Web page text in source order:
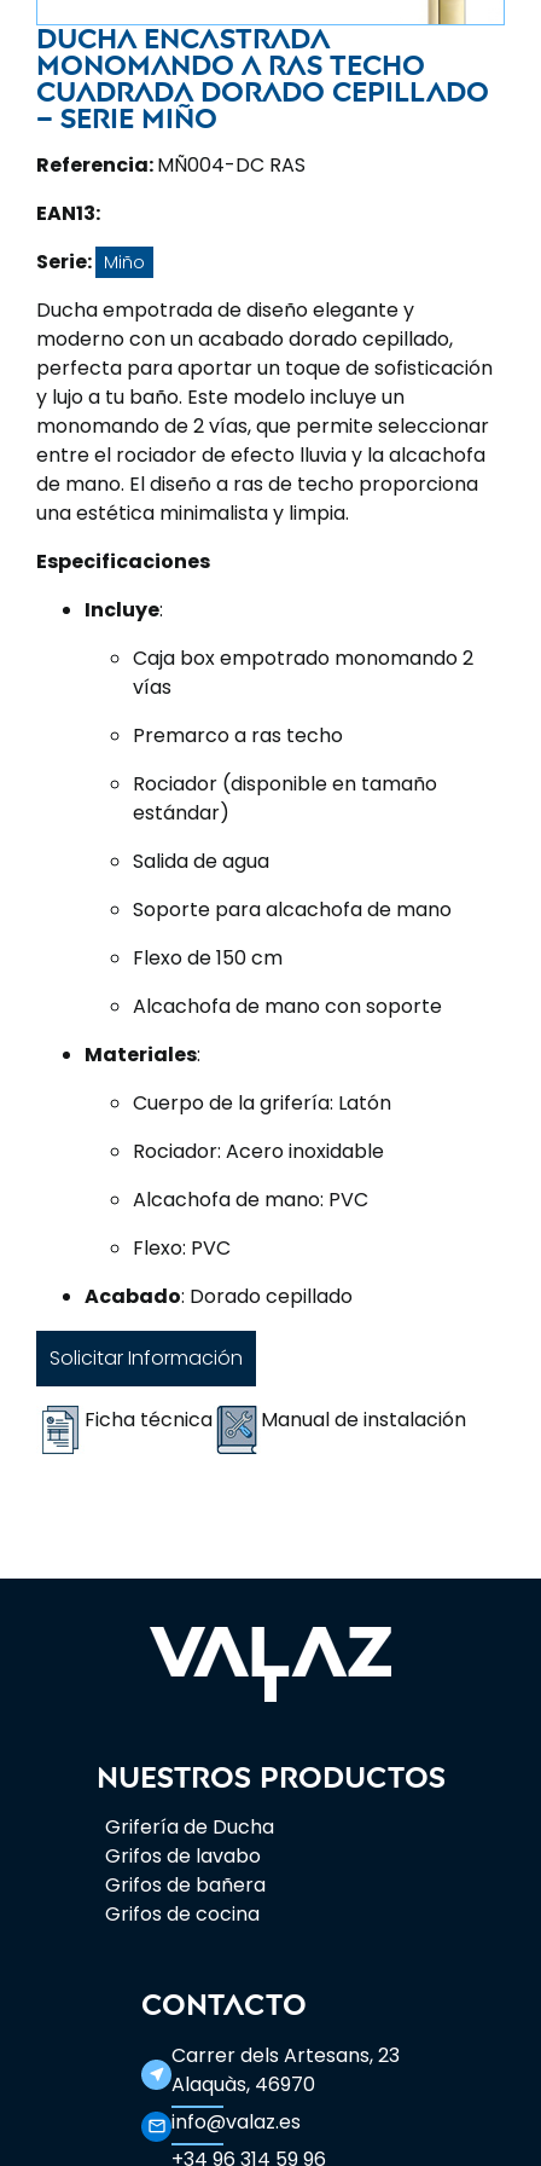
Ducha encastrada
monomando a ras techo
cuadrada dorado cepillado
– Serie Miño
Referencia:MÑ004-DC RAS
EAN13:
Serie: Miño
Ducha empotrada de diseño elegante y
moderno con un acabado dorado cepillado,
perfecta para aportar un toque de sofisticación
y lujo a tu baño. Este modelo incluye un
monomando de 2 vías, que permite seleccionar
entre el rociador de efecto lluvia y la alcachofa
de mano. El diseño a ras de techo proporciona
una estética minimalista y limpia.
Especificaciones
Incluye:
Caja box empotrado monomando 2
vías
Premarco a ras techo
Rociador (disponible en tamaño
estándar)
Salida de agua
Soporte para alcachofa de mano
Flexo de 150 cm
Alcachofa de mano con soporte
Materiales:
Cuerpo de la grifería: Latón
Rociador: Acero inoxidable
Alcachofa de mano: PVC
Flexo: PVC
Acabado: Dorado cepillado
Solicitar Información
Ficha técnica Manual de instalación
Nuestros productos
Grifería de Ducha
Grifos de lavabo
Grifos de bañera
Grifos de cocina
CONTACTO
near_me
Carrer dels Artesans, 23
Alaquàs, 46970
mail_outline info@valaz.es
+34 96 314 59 96